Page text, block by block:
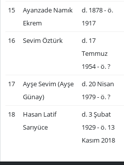
15
Ayanzade Namık
Ekrem
d. 1878 - ö.
1917
16 Sevim Öztürk
d. 17
Temmuz
1954 - ö. ?
17
Ayşe Sevim (Ayşe
Günay)
d. 20 Nisan
1979 - ö. ?
18
Hasan Latif
Sarıyüce
d. 3 Şubat
1929 - ö. 13
Kasım 2018